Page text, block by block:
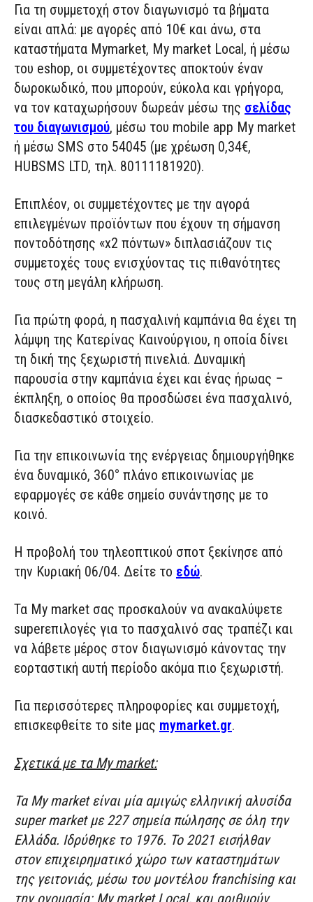
Για τη συμμετοχή στον διαγωνισμό τα βήματα
είναι απλά: με αγορές από 10€ και άνω, στα
καταστήματα Mymarket, My market Local, ή μέσω
του eshop, οι συμμετέχοντες αποκτούν έναν
δωροκωδικό, που μπορούν, εύκολα και γρήγορα,
να τον καταχωρήσουν δωρεάν μέσω της σελίδας
του διαγωνισμού, μέσω του mobile app My market
ή μέσω SMS στο 54045 (με χρέωση 0,34€,
HUBSMS LTD, τηλ. 80111181920).
Επιπλέον, οι συμμετέχοντες με την αγορά
επιλεγμένων προϊόντων που έχουν τη σήμανση
ποντοδότησης «x2 πόντων» διπλασιάζουν τις
συμμετοχές τους ενισχύοντας τις πιθανότητες
τους στη μεγάλη κλήρωση.
Για πρώτη φορά, η πασχαλινή καμπάνια θα έχει τη
λάμψη της Κατερίνας Καινούργιου, η οποία δίνει
τη δική της ξεχωριστή πινελιά. Δυναμική
παρουσία στην καμπάνια έχει και ένας ήρωας –
έκπληξη, ο οποίος θα προσδώσει ένα πασχαλινό,
διασκεδαστικό στοιχείο.
Για την επικοινωνία της ενέργειας δημιουργήθηκε
ένα δυναμικό, 360° πλάνο επικοινωνίας με
εφαρμογές σε κάθε σημείο συνάντησης με το
κοινό.
Η προβολή του τηλεοπτικού σποτ ξεκίνησε από
την Κυριακή 06/04. Δείτε το εδώ.
Τα My market σας προσκαλούν να ανακαλύψετε
superεπιλογές για το πασχαλινό σας τραπέζι και
να λάβετε μέρος στον διαγωνισμό κάνοντας την
εορταστική αυτή περίοδο ακόμα πιο ξεχωριστή.
Για περισσότερες πληροφορίες και συμμετοχή,
επισκεφθείτε το site μας mymarket.gr.
Σχετικά με τα My market:
Τα My market είναι μία αμιγώς ελληνική αλυσίδα
super market με 227σημεία πώλησης σε όλη την
Ελλάδα. Ιδρύθηκε το 1976. Το 2021 εισήλθαν
στον επιχειρηματικό χώρο των καταστημάτων
της γειτονιάς, μέσω του μοντέλου franchising και
την ονομασία: My market Local, και αριθμούν